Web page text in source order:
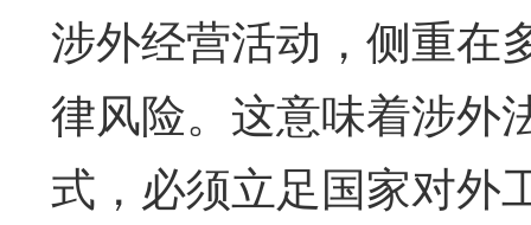
涉外经营活动，侧重在
律风险。这意味着涉外
式，必须立足国家对外